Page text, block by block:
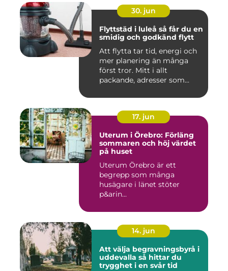
30. jun
Flyttstäd i luleå så får du en
smidig och godkänd flytt
Att flytta tar tid, energi och
mer planering än många
först tror. Mitt i allt
packande, adresser som...
17. jun
Uterum i Örebro: Förläng
sommaren och höj värdet
på huset
Uterum Örebro är ett
begrepp som många
husägare i länet stöter
p&arin...
14. jun
Att välja begravningsbyrå i
uddevalla så hittar du
trygghet i en svår tid